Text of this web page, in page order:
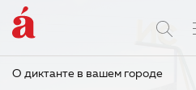
О диктанте в вашем городе